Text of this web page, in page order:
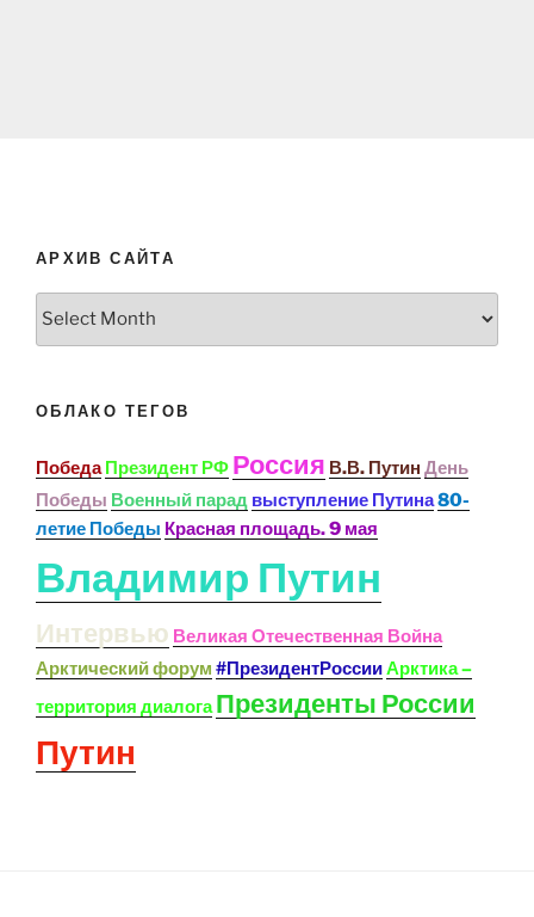
АРХИВ САЙТА
ОБЛАКО ТЕГОВ
Победа Президент РФ Россия В.В. Путин День
Победы Военный парад выступление Путина80-
летие Победы Красная площадь. 9 мая
Владимир Путин
Интервью Великая Отечественная Война
Арктический форум #ПрезидентРоссииАрктика –
территория диалога Президенты России
Путин